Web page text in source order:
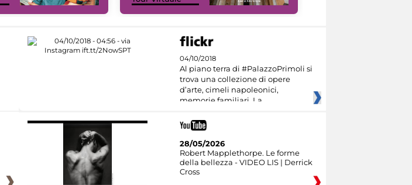
04/10/2018
Al piano terra di #PalazzoPrimoli si
trova una collezione di opere
d’arte, cimeli napoleonici,
memorie familiari. La
28/05/2026
Robert Mapplethorpe. Le forme
della bellezza - VIDEO LIS | Derrick
Cross